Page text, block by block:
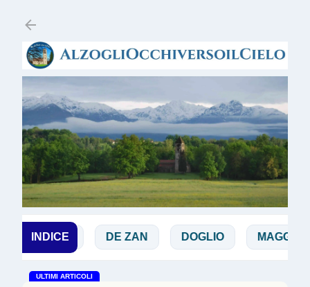
INDICE
CHIALÀ DE ZAN DOGLIO MAGGI
ULTIMI ARTICOLI